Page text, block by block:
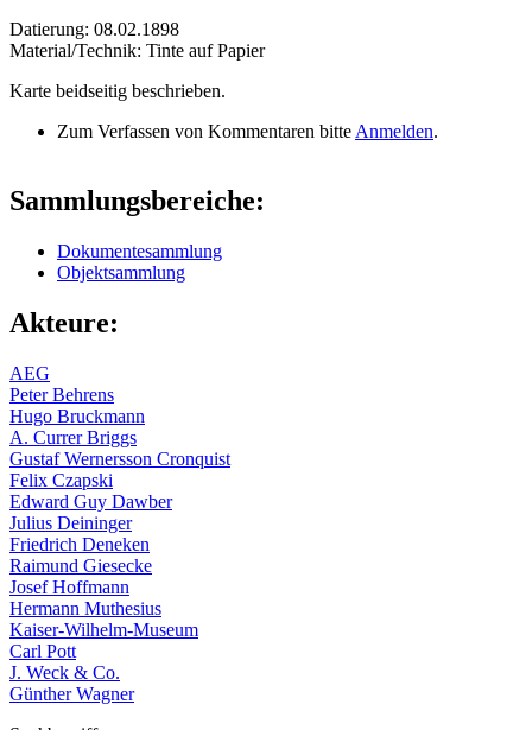
Datierung: 08.02.1898
Material/Technik: Tinte auf Papier
Karte beidseitig beschrieben.
Zum Verfassen von Kommentaren bitte Anmelden.
Sammlungsbereiche:
Dokumentesammlung
Objektsammlung
Akteure:
AEG
Peter Behrens
Hugo Bruckmann
A. Currer Briggs
Gustaf Wernersson Cronquist
Felix Czapski
Edward Guy Dawber
Julius Deininger
Friedrich Deneken
Raimund Giesecke
Josef Hoffmann
Hermann Muthesius
Kaiser-Wilhelm-Museum
Carl Pott
J. Weck & Co.
Günther Wagner